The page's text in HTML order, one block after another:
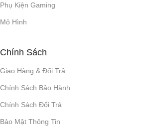
Phụ Kiện Gaming
Mô Hình
Chính Sách
Giao Hàng & Đổi Trả
Chính Sách Bảo Hành
Chính Sách Đổi Trả
Bảo Mật Thông Tin